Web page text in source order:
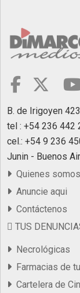
B. de Irigoyen 423
tel : +54 236 442
cel.: +54 9 236
Junin - Buenos
Quienes somos
Anuncie aqui
Contáctenos
TUS
Necrológicas
Farmacias de
Cartelera de